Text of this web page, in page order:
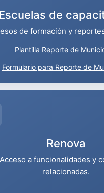
de
de formación y
Plantilla Reporte de
Formulario para Reporte de
Renova
Acceso a funcionalidades y
relacionadas.